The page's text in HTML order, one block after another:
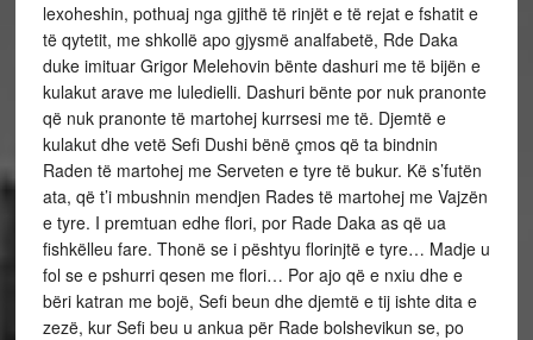
lexoheshin, pothuaj nga gjithë të rinjët e të rejat e fshatit e
të qytetit, me shkollë apo gjysmë analfabetë, Rde Daka
duke imituar Grigor Melehovin bënte dashuri me të bijën e
kulakut arave me luledielli. Dashuri bënte por nuk pranonte
që nuk pranonte të martohej kurrsesi me të. Djemtë e
kulakut dhe vetë Sefi Dushi bënë çmos që ta bindnin
Raden të martohej me Serveten e tyre të bukur. Kë s’futën
ata, që t’i mbushnin mendjen Rades të martohej me Vajzën
e tyre. I premtuan edhe flori, por Rade Daka as që ua
fishkëlleu fare. Thonë se i pështyu florinjtë e tyre… Madje u
fol se e pshurri qesen me flori… Por ajo që e nxiu dhe e
bëri katran me bojë, Sefi beun dhe djemtë e tij ishte dita e
zezë, kur Sefi beu u ankua për Rade bolshevikun se, po